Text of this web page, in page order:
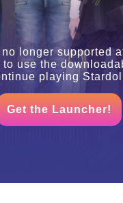
longer supported
to use the
playing
Get the Launcher!